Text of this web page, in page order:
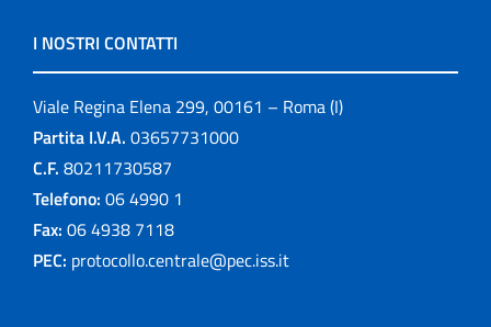
I NOSTRI CONTATTI
Viale Regina Elena 299, 00161 – Roma (I)
Partita I.V.A. 03657731000
C.F. 80211730587
Telefono: 06 4990 1
Fax: 06 4938 7118
PEC: protocollo.centrale@pec.iss.it